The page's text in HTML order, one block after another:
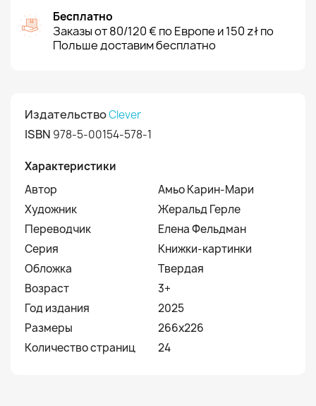
Бесплатно
Заказы от 80/120 € по Европе и 150 zł по
Польше доставим бесплатно
ИздательствоClever
ISBN 978-5-00154-578-1
Характеристики
Автор
Амьо Карин-Мари
Художник
Жеральд Герле
Переводчик
Елена Фельдман
Серия
Книжки-картинки
Обложка
Твердая
Возраст
3+
Год издания
2025
Размеры
266х226
Количество страниц
24